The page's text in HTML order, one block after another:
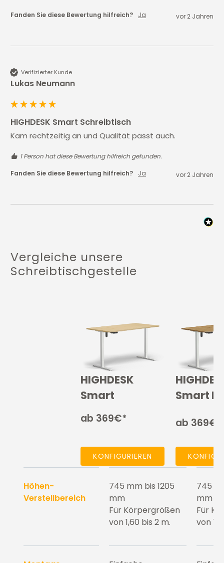
Fanden Sie diese Bewertung hilfreich? Ja vor 2 Jahren
Verifizierter Kunde
Lukas Neumann
HIGHDESK Smart Schreibtisch
Kam rechtzeitig an und Qualität passt auch.
1 Person hat diese Bewertung hilfreich gefunden.
Fanden Sie diese Bewertung hilfreich?
Ja vor 2 Jahren
Vergleiche unsere
Schreibtischgestelle
HIGHDESK
Smart
ab 369€*
KONFIGURIEREN
Smart
ab 369€*
Höhen-
Verstellbereich
745 mm bis 1205
mm
Für Körpergrößen
von 1,60 bis 2 m.
745
mm
Für
von